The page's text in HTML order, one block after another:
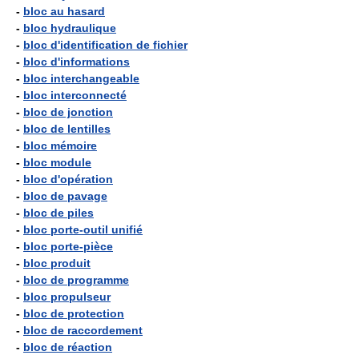
- bloc au hasard
- bloc hydraulique
- bloc d'identification de fichier
- bloc d'informations
- bloc interchangeable
- bloc interconnecté
- bloc de jonction
- bloc de lentilles
- bloc mémoire
- bloc module
- bloc d'opération
- bloc de pavage
- bloc de piles
- bloc porte-outil unifié
- bloc porte-pièce
- bloc produit
- bloc de programme
- bloc propulseur
- bloc de protection
- bloc de raccordement
- bloc de réaction